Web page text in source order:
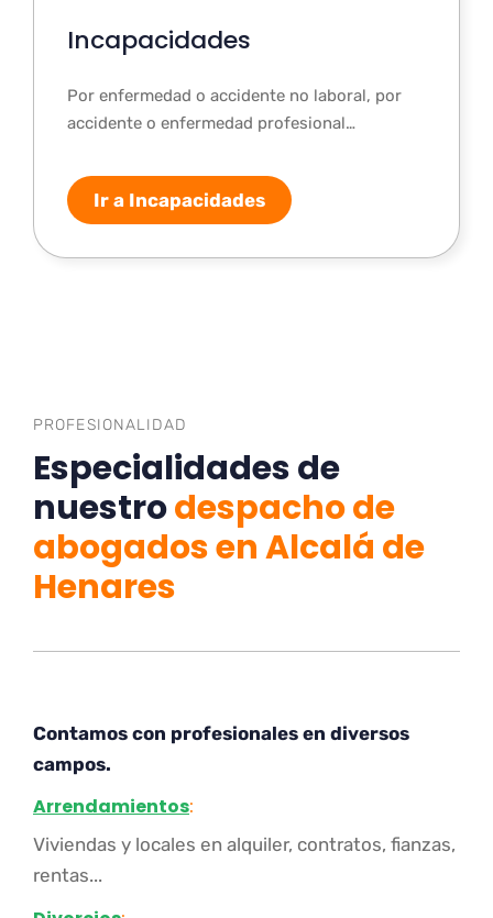
Incapacidades
Por enfermedad o accidente no laboral, por
accidente o enfermedad profesional…
Ir a Incapacidades
PROFESIONALIDAD
Especialidades de
nuestrodespacho de
abogados en Alcalá de
Henares
Contamos con profesionales en diversos
campos.
Arrendamientos:
Viviendas y locales en alquiler, contratos, fianzas,
rentas...